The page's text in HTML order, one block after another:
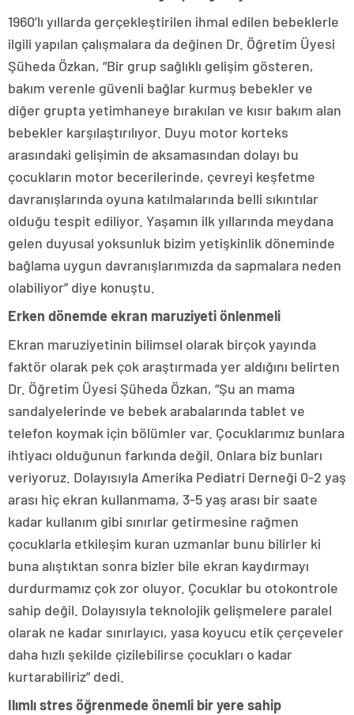
1960’lı yıllarda gerçekleştirilen ihmal edilen bebeklerle
ilgili yapılan çalışmalara da değinen Dr. Öğretim Üyesi
Şüheda Özkan, “Bir grup sağlıklı gelişim gösteren,
bakım verenle güvenli bağlar kurmuş bebekler ve
diğer grupta yetimhaneye bırakılan ve kısır bakım alan
bebekler karşılaştırılıyor. Duyu motor korteks
arasındaki gelişimin de aksamasından dolayı bu
çocukların motor becerilerinde, çevreyi keşfetme
davranışlarında oyuna katılmalarında belli sıkıntılar
olduğu tespit ediliyor. Yaşamın ilk yıllarında meydana
gelen duyusal yoksunluk bizim yetişkinlik döneminde
bağlama uygun davranışlarımızda da sapmalara neden
olabiliyor” diye konuştu.
Erken dönemde ekran maruziyeti önlenmeli
Ekran maruziyetinin bilimsel olarak birçok yayında
faktör olarak pek çok araştırmada yer aldığını belirten
Dr. Öğretim Üyesi Şüheda Özkan, “Şu an mama
sandalyelerinde ve bebek arabalarında tablet ve
telefon koymak için bölümler var. Çocuklarımız bunlara
ihtiyacı olduğunun farkında değil. Onlara biz bunları
veriyoruz. Dolayısıyla Amerika Pediatri Derneği 0-2 yaş
arası hiç ekran kullanmama, 3-5 yaş arası bir saate
kadar kullanım gibi sınırlar getirmesine rağmen
çocuklarla etkileşim kuran uzmanlar bunu bilirler ki
buna alıştıktan sonra bizler bile ekran kaydırmayı
durdurmamız çok zor oluyor. Çocuklar bu otokontrole
sahip değil. Dolayısıyla teknolojik gelişmelere paralel
olarak ne kadar sınırlayıcı, yasa koyucu etik çerçeveler
daha hızlı şekilde çizilebilirse çocukları o kadar
kurtarabiliriz” dedi.
Ilımlı stres öğrenmede önemli bir yere sahip